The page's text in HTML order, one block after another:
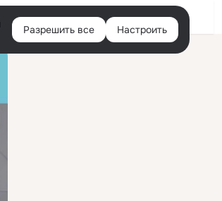
Войти
Разрешить все Настроить